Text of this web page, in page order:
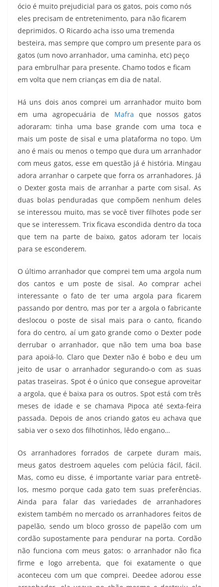
ócio é muito prejudicial para os gatos, pois como nós
eles precisam de entretenimento, para não ficarem
deprimidos. O Ricardo acha isso uma tremenda
besteira, mas sempre que compro um presente para os
gatos (um novo arranhador, uma caminha, etc) peço
para embrulhar para presente. Chamo todos e ficam
em volta que nem crianças em dia de natal.
Há uns dois anos comprei um arranhador muito bom
em uma agropecuária de Mafra que nossos gatos
adoraram: tinha uma base grande com uma toca e
mais um poste de sisal e uma plataforma no topo. Um
ano é mais ou menos o tempo que dura um arranhador
com meus gatos, esse em questão já é história. Mingau
adora arranhar o carpete que forra os arranhadores. Já
o Dexter gosta mais de arranhar a parte com sisal. As
duas bolas penduradas que compõem nenhum deles
se interessou muito, mas se você tiver filhotes pode ser
que se interessem. Trix ficava escondida dentro da toca
que tem na parte de baixo, gatos adoram ter locais
para se esconderem.
O último arranhador que comprei tem uma argola num
dos cantos e um poste de sisal. Ao comprar achei
interessante o fato de ter uma argola para ficarem
passando por dentro, mas por ter a argola o fabricante
deslocou o poste de sisal mais para o canto, ficando
fora do centro, aí um gato grande como o Dexter pode
derrubar o arranhador, que não tem uma boa base
para apoiá-lo. Claro que Dexter não é bobo e deu um
jeito de usar o arranhador segurando-o com as suas
patas traseiras. Spot é o único que consegue aproveitar
a argola, que é baixa para os outros. Spot está com três
meses de idade e se chamava Pipoca até sexta-feira
passada. Depois de anos criando gatos eu achava que
sabia ver o sexo dos filhotinhos, lêdo engano…
Os arranhadores forrados de carpete duram mais,
meus gatos destroem aqueles com pelúcia fácil, fácil.
Mas, como eu disse, é importante variar para entretê-
los, mesmo porque cada gato tem suas preferências.
Ainda para falar das variedades de arranhadores
existem também no mercado os arranhadores feitos de
papelão, sendo um bloco grosso de papelão com um
cordão supostamente para pendurar na porta. Cordão
não funciona com meus gatos: o arranhador não fica
firme e logo arrebenta, que foi exatamente o que
aconteceu com um que comprei. Deedee adorou esse